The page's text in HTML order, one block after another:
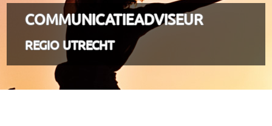
COMMUNICATIEADVISEUR
REGIO UTRECHT